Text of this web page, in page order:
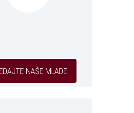
NAŠE MLADE